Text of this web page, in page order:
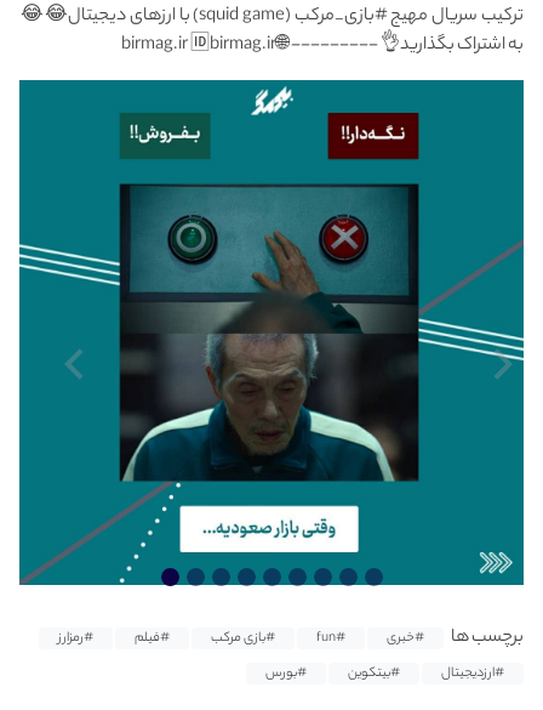
ترکیب سریال مهیج #بازی_مرکب (squid game) با ارزهای دیجیتال😂😂
به اشتراک بگذارید👌 --------- 🌐birmag.ir 🆔birmag.ir
برچسب ها #خبری #fun #بازی مرکب #فیلم
#رمزارز
#ارزدیجیتال
#بیتکوین #بورس